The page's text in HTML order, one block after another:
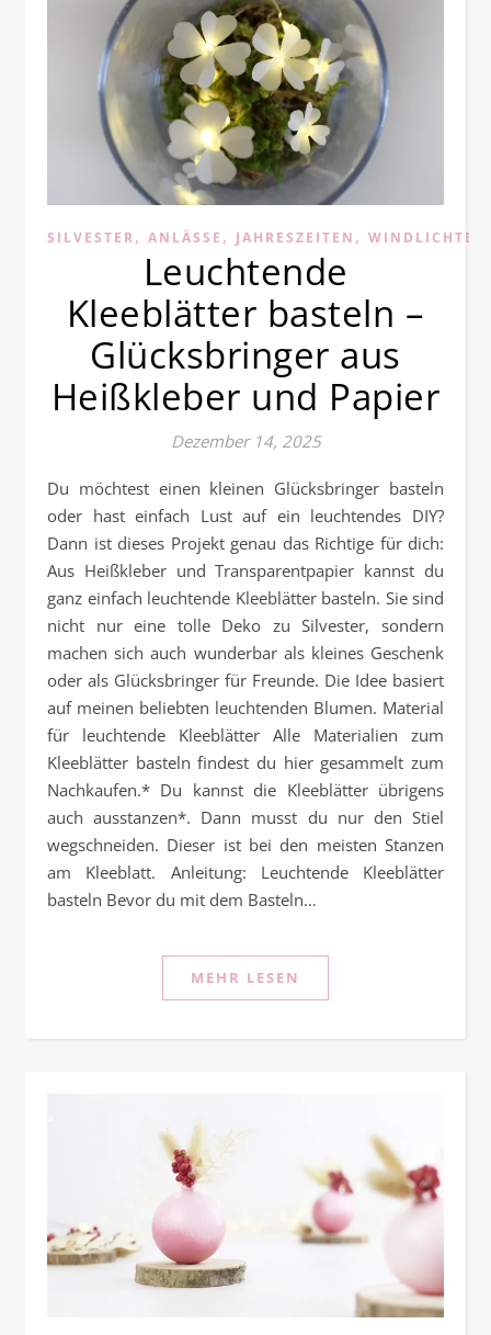
SILVESTER, ANLÄSSE , JAHRESZEITEN , WINDLICHTER
Leuchtende
Kleeblätter basteln –
Glücksbringer aus
Heißkleber und Papier
Dezember 14, 2025
Du möchtest einen kleinen Glücksbringer basteln
oder hast einfach Lust auf ein leuchtendes DIY?
Dann ist dieses Projekt genau das Richtige für dich:
Aus Heißkleber und Transparentpapier kannst du
ganz einfach leuchtende Kleeblätter basteln. Sie sind
nicht nur eine tolle Deko zu Silvester, sondern
machen sich auch wunderbar als kleines Geschenk
oder als Glücksbringer für Freunde. Die Idee basiert
auf meinen beliebten leuchtenden Blumen. Material
für leuchtende Kleeblätter Alle Materialien zum
Kleeblätter basteln findest du hier gesammelt zum
Nachkaufen.* Du kannst die Kleeblätter übrigens
auch ausstanzen*. Dann musst du nur den Stiel
wegschneiden. Dieser ist bei den meisten Stanzen
am Kleeblatt. Anleitung: Leuchtende Kleeblätter
basteln Bevor du mit dem Basteln…
MEHR LESEN